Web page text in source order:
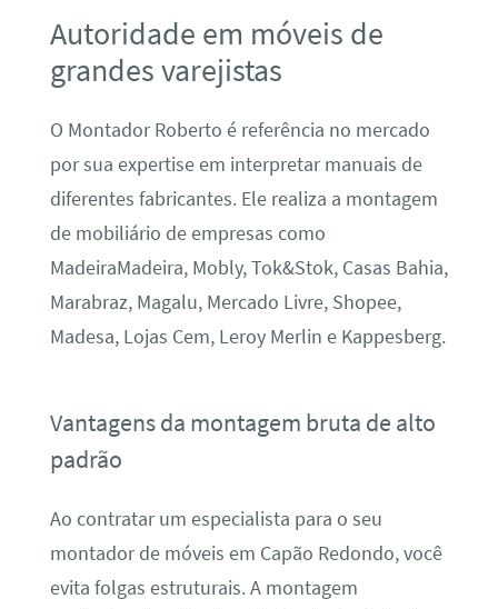
Autoridade em móveis de
grandes varejistas
O Montador Roberto é referência no mercado
por sua expertise em interpretar manuais de
diferentes fabricantes. Ele realiza a montagem
de mobiliário de empresas como
MadeiraMadeira, Mobly, Tok&Stok, Casas Bahia,
Marabraz, Magalu, Mercado Livre, Shopee,
Madesa, Lojas Cem, Leroy Merlin e Kappesberg.
Vantagens da montagem bruta de alto
padrão
Ao contratar um especialista para o seu
montador de móveis em Capão Redondo, você
evita folgas estruturais. A montagem